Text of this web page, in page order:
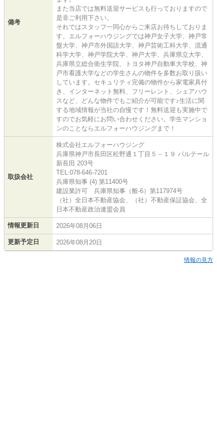
備考
また当店では無料送迎サービスも行っておりますので
是非ご利用下さい。
それではスタッフ一同心からご来店お待ちしておりま
す。エルフォーハウジングでは神戸女子大学、神戸常
盤大学、神戸市外国語大学、神戸芸術工科大学、流通
科学大学、神戸学院大学、神戸大学、兵庫県立大学、
兵庫県立総合衛生学院、トヨタ神戸自動車大学校、神
戸市看護大学などの学生さんの物件を多数お取り扱い
しています。セキュリティ完備の物件から家電家具付
き、インターネット無料、フリーレント、シェアハウ
スなど、どんな物件でもご紹介が可能です♪生活に関
する地域情報が当社の自慢です！無料送迎も実施中で
すのでお気軽にお問い合わせください。学生マンショ
ンのことならエルフォーハウジングまで！
取扱会社
株式会社エルフォーハウジング
兵庫県神戸市長田区松野通１丁目５－１９ パルテール
新長田 203号
TEL:078-646-7201
兵庫県知事 (4) 第11400号
建設業許可 兵庫県知事（般-6）第117974号
（社）全日本不動産協会、（社）不動産保証協会、全
日本不動産政治連盟会員
情報更新日 2026年08月06日
更新予定日 2026年08月20日
情報の見方